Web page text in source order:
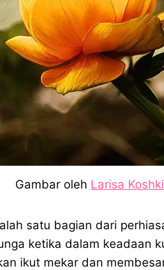
Gambar oleh Larisa
satu bagian dari
ketika dalam keadaan
ikut mekar dan